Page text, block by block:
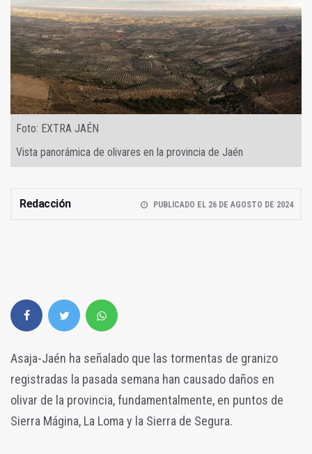
Foto: EXTRA JAÉN
Vista panorámica de olivares en la provincia de Jaén
Redacción PUBLICADO EL 26 DE AGOSTO DE 2024
Asaja-Jaén ha señalado que las tormentas de granizo
registradas la pasada semana han causado daños en
olivar de la provincia, fundamentalmente, en puntos de
Sierra Mágina, La Loma y la Sierra de Segura.